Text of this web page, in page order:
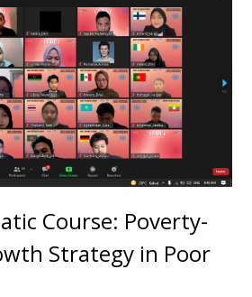
Course: Poverty-
Strategy in Poor